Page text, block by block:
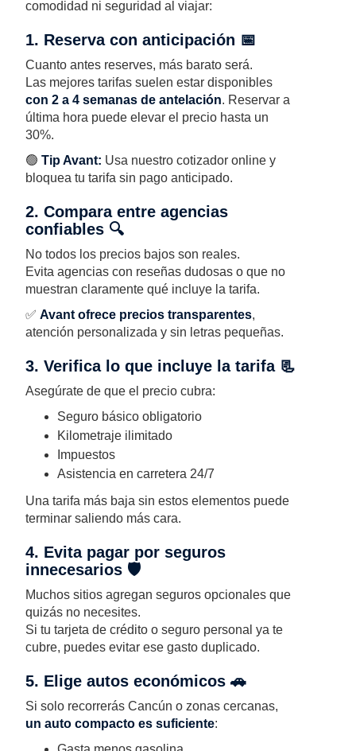
comodidad ni seguridad al viajar:
1. Reserva con anticipación 📅
Cuanto antes reserves, más barato será.
Las mejores tarifas suelen estar disponibles
con 2 a 4 semanas de antelación. Reservar a
última hora puede elevar el precio hasta un
30%.
🟢Tip Avant: Usa nuestro cotizador online y
bloquea tu tarifa sin pago anticipado.
2. Compara entre agencias
confiables 🔍
No todos los precios bajos son reales.
Evita agencias con reseñas dudosas o que no
muestran claramente qué incluye la tarifa.
✅Avant ofrece precios transparentes,
atención personalizada y sin letras pequeñas.
3. Verifica lo que incluye la tarifa 📃
Asegúrate de que el precio cubra:
Seguro básico obligatorio
Kilometraje ilimitado
Impuestos
Asistencia en carretera 24/7
Una tarifa más baja sin estos elementos puede
terminar saliendo más cara.
4. Evita pagar por seguros
innecesarios 🛡️
Muchos sitios agregan seguros opcionales que
quizás no necesites.
Si tu tarjeta de crédito o seguro personal ya te
cubre, puedes evitar ese gasto duplicado.
5. Elige autos económicos 🚗
Si solo recorrerás Cancún o zonas cercanas,
un auto compacto es suficiente: